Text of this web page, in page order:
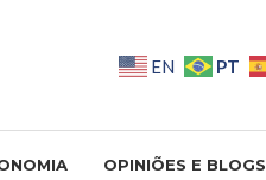
EN PT
OPINIÕES E BLOGS